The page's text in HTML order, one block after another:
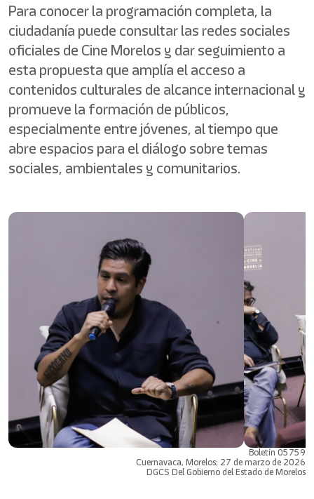
Para conocer la programación completa, la
ciudadanía puede consultar las redes sociales
oficiales de Cine Morelos y dar seguimiento a
esta propuesta que amplía el acceso a
contenidos culturales de alcance internacional y
promueve la formación de públicos,
especialmente entre jóvenes, al tiempo que
abre espacios para el diálogo sobre temas
sociales, ambientales y comunitarios.
Boletín 05759
Cuernavaca, Morelos; 27 de marzo de 2026
DGCS Del Gobierno del Estado de Morelos